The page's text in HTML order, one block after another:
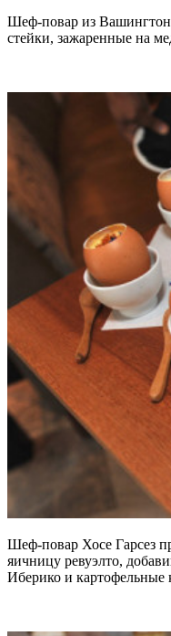
Шеф-повар из
стейки, зажаренные на
Шеф-повар Хосе Гарсез
яичницу ревуэлто,
Иберико и картофельные